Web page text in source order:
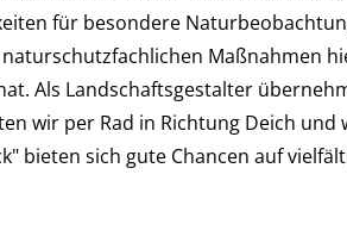
für besondere
Maßnahmen
Als Landschaftsgestalter
wir per Rad in Richtung Deich und
bieten sich gute Chancen auf